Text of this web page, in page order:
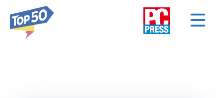
< NAZAD